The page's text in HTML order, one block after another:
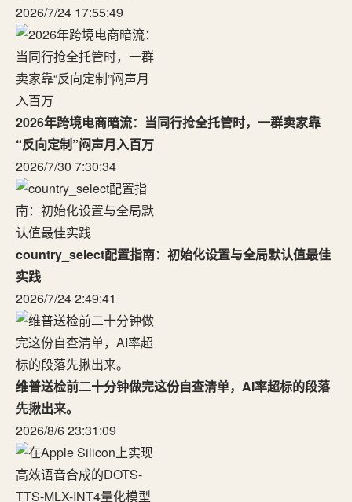
2026/7/24 17:55:49
2026年跨境电商暗流：当同行抢全托管时，一群卖家靠
“反向定制”闷声月入百万
2026/7/30 7:30:34
country_select配置指南：初始化设置与全局默认值最佳
实践
2026/7/24 2:49:41
维普送检前二十分钟做完这份自查清单，AI率超标的段落
先揪出来。
2026/8/6 23:31:09